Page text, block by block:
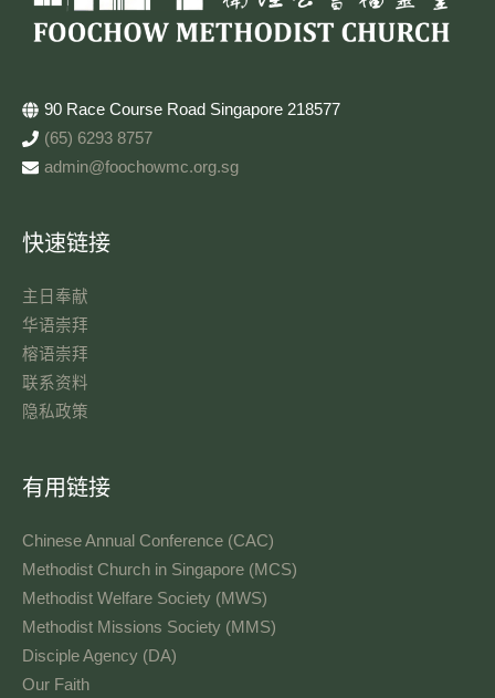
90 Race Course Road Singapore 218577
(65) 6293 8757
admin@foochowmc.org.sg
快速链接
主日奉献​
华语崇拜
榕语崇拜
联系资料​
隐私政策
有用链接
Chinese Annual Conference (CAC)
Methodist Church in Singapore (MCS)
Methodist Welfare Society (MWS)
Methodist Missions Society (MMS)
Disciple Agency (DA)
Our Faith